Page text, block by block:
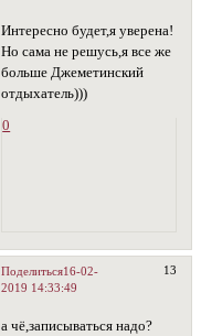
Интересно будет,я уверена!
Но сама не решусь,я все же
больше Джеметинский
отдыхатель)))
0
Поделиться 13
16-02-
2019 14:33:49
а чё,записываться надо?